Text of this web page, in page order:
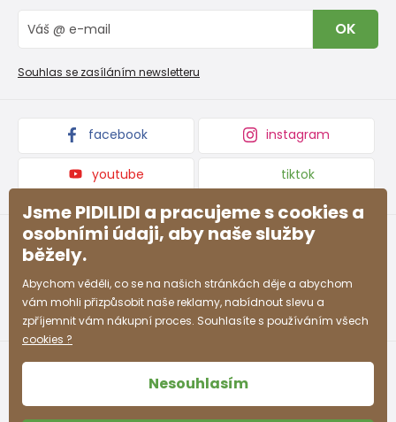
Vrácení zboží a reklamace
Reklamační řád
Blog
Velkoobchod PiDiLiDi
Affiliate program
Kolekce zboží
OK
Souhlas se zasíláním newsletteru
facebook instagram
youtube tiktok
Jsme PIDILIDI a pracujeme s cookies a
osobními údaji, aby naše služby
běžely.
Abychom věděli, co se na našich stránkách děje a abychom
vám mohli přizpůsobit naše reklamy, nabídnout slevu a
zpříjemnit vám nákupní proces. Souhlasíte s používáním všech
cookies ?
Nesouhlasím